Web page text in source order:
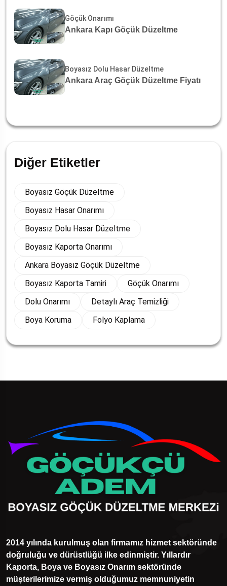
Göçük Onarımı
Ankara Kapı Göçük Düzeltme
Boyasız Dolu Hasar Düzeltme
Ankara Araç Göçük Düzeltme Fiyatı
Diğer Etiketler
Boyasız Göçük Düzeltme
Boyasız Hasar Onarımı
Boyasız Dolu Hasar Düzeltme
Boyasız Kaporta Onarımı
Ankara Boyasız Göçük Düzeltme
Boyasız Kaporta Tamiri
Göçük Onarımı
Dolu Onarımı
Detaylı Araç Temizliği
Boya Koruma
Folyo Kaplama
2014 yılında kurulmuş olan firmamız hizmet sektöründe
doğruluğu ve dürüstlüğü ilke edinmiştir. Yıllardır
Kaporta, Boya ve Boyasız Onarım sektöründe
müşterilerimize vermiş olduğumuz memnuniyetin